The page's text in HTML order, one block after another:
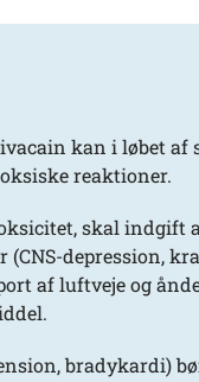
kan i løbet af
reaktioner.
skal indgift
depression,
af luftveje og
bradykardi)